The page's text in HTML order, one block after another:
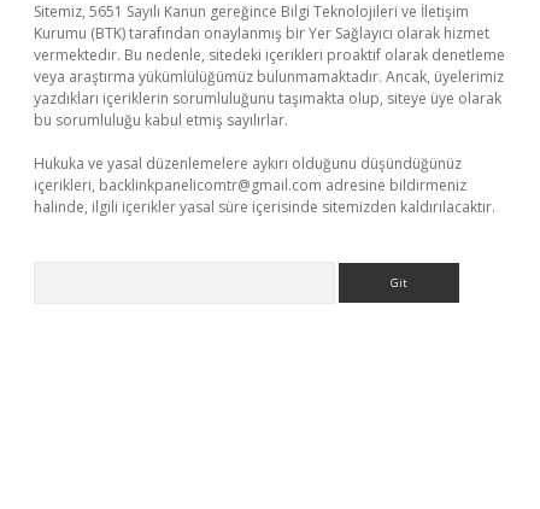
Sitemiz, 5651 Sayılı Kanun gereğince Bilgi Teknolojileri ve İletişim
Kurumu (BTK) tarafından onaylanmış bir Yer Sağlayıcı olarak hizmet
vermektedir. Bu nedenle, sitedeki içerikleri proaktif olarak denetleme
veya araştırma yükümlülüğümüz bulunmamaktadır. Ancak, üyelerimiz
yazdıkları içeriklerin sorumluluğunu taşımakta olup, siteye üye olarak
bu sorumluluğu kabul etmiş sayılırlar.
Hukuka ve yasal düzenlemelere aykırı olduğunu düşündüğünüz
içerikleri, backlinkpanelicomtr@gmail.com adresine bildirmeniz
halinde, ilgili içerikler yasal süre içerisinde sitemizden kaldırılacaktır.